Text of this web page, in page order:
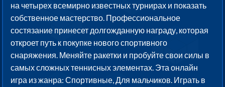
на четырех всемирно известных турнирах и показать
собственное мастерство. Профессиональное
состязание принесет долгожданную награду, которая
откроет путь к покупке нового спортивного
снаряжения. Меняйте ракетки и пробуйте свои силы в
самых сложных теннисных элементах. Эта онлайн
игра из жанра: Спортивные, Для мальчиков. Играть в